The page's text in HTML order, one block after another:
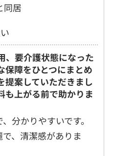
同居
、要介護状態になった
保障をひとつにまとめ
提案していただきまし
も上がる前で助かりま
分かりやすいです。
、清潔感がありま